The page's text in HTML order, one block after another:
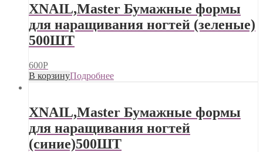
XNAIL,Master Бумажные формы
для наращивания ногтей (зеленые)
500ШТ
600Р
В корзинуПодробнее
XNAIL,Master Бумажные формы
для наращивания ногтей
(синие)500ШТ